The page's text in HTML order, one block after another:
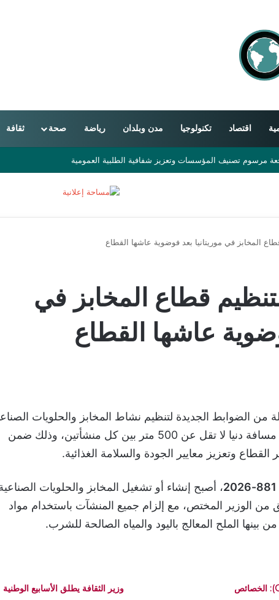
اقتصاد تكنولوجيا مدن وبلدان رياضة صحة ثقافة
بمشاركة 55 شاعراً من 16 دولة
المخابز في موريتانيا بعد فوضوية عاشها القطاع
قطاع المخابز في
عاشها القطاع
من الضوابط الجديدة لتنظيم نشاط المخابز والحلويات
في موريتانيا، أبرزها اشتراط وجود مسافة دنيا لا تقل عن 500 متر بين كل منشأتين، وذلك ضمن
وتعزيز معايير الجودة والسلامة الغذائية.
881-2026
، أصبح إنشاء أو تشغيل المخابز والحلويات
الوزير المختص، مع إلزام جميع المنشآت باستخدام مواد
الملح المعالج باليود والمياه الصالحة للشرب.
نجم سهيل (Canopus): الخصائص
وزير الثقافة يطلق الأسابيع الوطنية